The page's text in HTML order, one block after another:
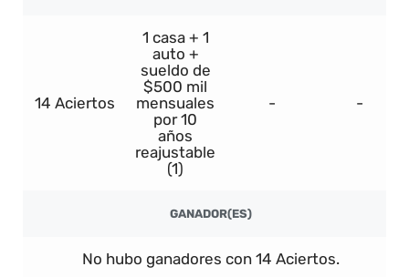
14 Aciertos
1 casa + 1
auto +
sueldo de
$500 mil
mensuales
por 10
años
reajustable
(1)
- -
GANADOR(ES)
No hubo ganadores con 14 Aciertos.